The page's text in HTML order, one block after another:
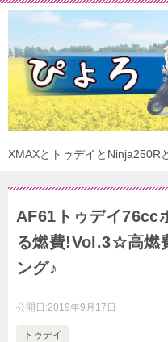
XMAXとトゥデイと
AF61トゥデイ76cc
る燃費!Vol.3☆高燃
ング♪
公開日:2019年9月17日
トゥデイ